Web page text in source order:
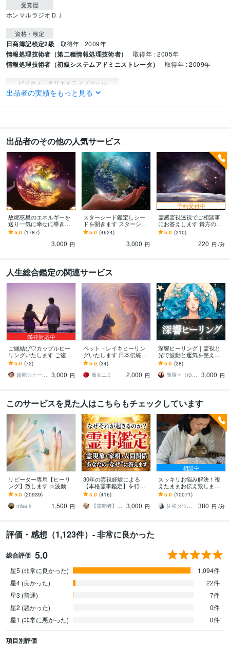
受賞歴
ホンマルラジオＤＪ
資格・検定
日商簿記検定2級 取得年 : 2009年
情報処理技術者（第二種情報処理技術者） 取得年 : 2005年
情報処理技術者（初級システムアドミニストレータ） 取得年 : 2009年
ビジネス・クリエイティブツール
Access:30年Excel:30年PowerPoint:30年
出品者の実績をもっと見る
出品者のその他の人気サービス
故郷惑星のエネルギーを
送り一気に幸せに導きま
す 神様や惑星の素晴らし
いエネルギーで人生を好
転させてください！
5.0 (1787)
3,000 円
スターシード鑑定しシー
ドを開きます スターシー
ドかどうか鑑定し、お役
目やメッセージをお伝え
5.0 (4624)
3,000 円
予約受付中
霊感霊視透視でご相談事
にお答えします 貴方の心
はワンネス！人生を幸せ
に生きるためにサポート
5.0 (210)
220 円 /分
人生総合鑑定の関連サービス
満枠対応中
ご縁結び♡カップルヒー
リングいたします ご復縁/
複雑愛/片想い/ご夫婦/恋
人/性的魅力開花/思念伝達
5.0 (72)
超能力ヒーラー ルアハ
3,000 円
ペット・レイキヒーリン
グいたします 日本伝統臼
井式レイキで、あなたの
大切な家族を元気に❤
5.0 (34)
魔女ユミ
2,000 円
深響ヒーリング｜霊視と
光で波動と運気を整えま
す 心身を癒し不安浄化で
理想を最速で引き寄せる
遠隔ヒーリング
5.0 (28)
優羅々（ゆらら）｜霊視鑑定師＋算命学
3,000 円
このサービスを見た人はこちらもチェックしています
リピーター専用【ヒーリ
ング】致します ☆波動を
上げ、流れを良くします
☆
5.0 (20939)
misa k
1,500 円
30年の霊視経験による
【本格霊事鑑定】を行い
ます 霊現象・家相・家
系・先祖・土地・人間関
係・悪縁・因縁・厄払い
5.0 (416)
【霊能者】天晴
3,000 円
相談中
スッキリお悩み解決！視
えたままお伝え致します
恋愛、結婚、人間関係、
仕事、人生、ペットの気
持ち等◎祈願付き
5.0 (10071)
佐和ダウジング＆スピリットメンター
380 円 /分
評価・感想（1,123件）- 非常に良かった
総合評価 5.0
星5 (非常に良かった)
1,094件
星4 (良かった)
22件
星3 (普通)
7件
星2 (悪かった)
0件
星1 (非常に悪かった)
0件
項目別評価